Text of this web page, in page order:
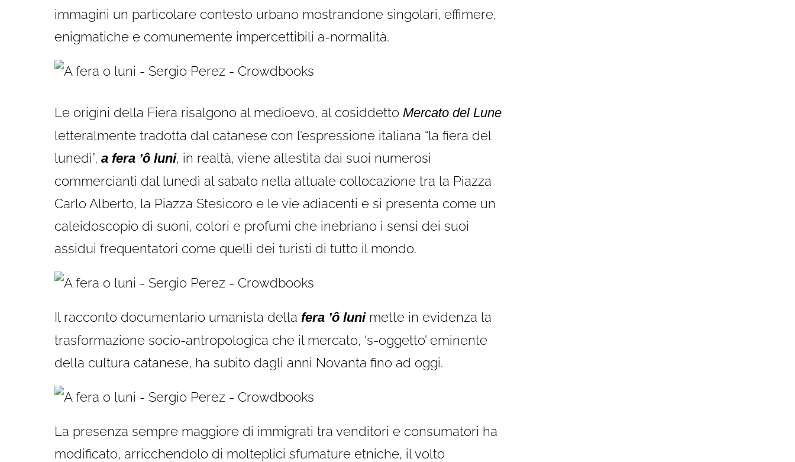
immagini un particolare contesto urbano mostrandone singolari, effimere,
enigmatiche e comunemente impercettibili a-normalità.
Le origini della Fiera risalgono al medioevo, al cosiddetto Mercato del Lune
letteralmente tradotta dal catanese con l’espressione italiana “la fiera del
lunedì”, a fera ’ô luni, in realtà, viene allestita dai suoi numerosi
commercianti dal lunedì al sabato nella attuale collocazione tra la Piazza
Carlo Alberto, la Piazza Stesicoro e le vie adiacenti e si presenta come un
caleidoscopio di suoni, colori e profumi che inebriano i sensi dei suoi
assidui frequentatori come quelli dei turisti di tutto il mondo.
Il racconto documentario umanista della fera ’ô luni mette in evidenza la
trasformazione socio-antropologica che il mercato, ‘s-oggetto’ eminente
della cultura catanese, ha subito dagli anni Novanta fino ad oggi.
La presenza sempre maggiore di immigrati tra venditori e consumatori ha
modificato, arricchendolo di molteplici sfumature etniche, il volto